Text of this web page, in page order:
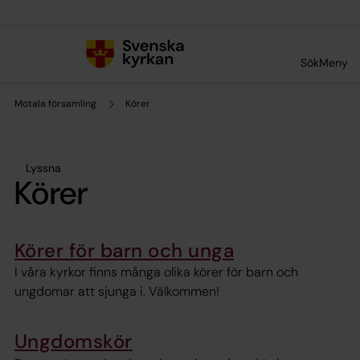
SökMeny
Motala församling Körer
Lyssna
Körer
Körer för barn och unga
I våra kyrkor finns många olika körer för barn och
ungdomar att sjunga i. Välkommen!
Ungdomskör